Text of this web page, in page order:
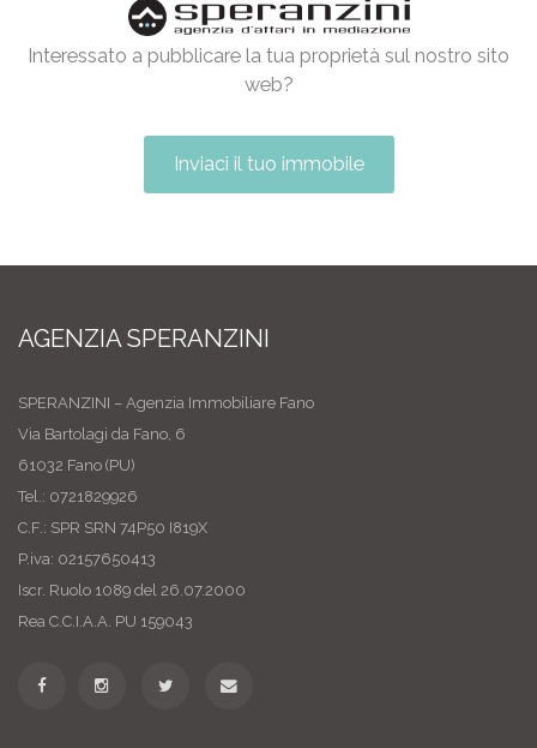
Interessato a pubblicare la tua proprietà sul nostro sito
web?
Inviaci il tuo immobile
AGENZIA SPERANZINI
SPERANZINI – Agenzia Immobiliare Fano
Via Bartolagi da Fano, 6
61032 Fano (PU)
Tel.: 0721829926
C.F.: SPR SRN 74P50 I819X
P.iva: 02157650413
Iscr. Ruolo 1089 del 26.07.2000
Rea C.C.I.A.A. PU 159043